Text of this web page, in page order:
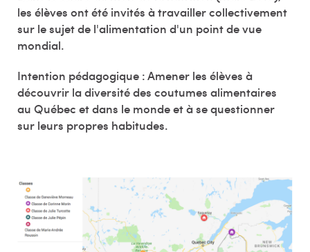
les élèves ont été invités à travailler collectivement
sur le sujet de l'alimentation d'un point de vue
mondial.
Intention pédagogique : Amener les élèves à
découvrir la diversité des coutumes alimentaires
au Québec et dans le monde et à se questionner
sur leurs propres habitudes.